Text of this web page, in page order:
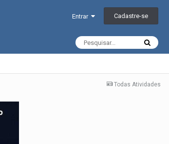
Entrar Cadastre-se
Todas Atividades